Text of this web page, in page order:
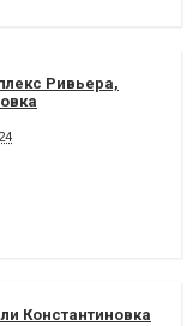
Ривьера,
Константиновка